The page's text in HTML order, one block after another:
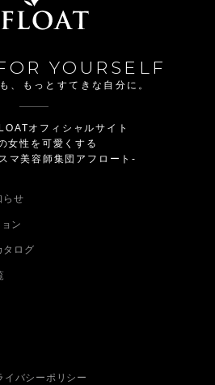
YOURSELF
、もっとすてきな自分に。
オフィシャルサイト
女性を可愛くする
マ美容師集団アフロート-
らせ
ン
タログ
イバシーポリシー